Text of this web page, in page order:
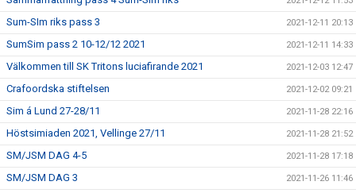
Sum-SIm riks pass 3 2021-12-11 20:13
SumSim pass 2 10-12/12 2021 2021-12-11 14:33
Välkommen till SK Tritons luciafirande 2021 2021-12-03 12:47
Crafoordska stiftelsen 2021-12-02 09:21
Sim á Lund 27-28/11 2021-11-28 22:16
Höstsimiaden 2021, Vellinge 27/11 2021-11-28 21:52
SM/JSM DAG 4-5 2021-11-28 17:18
SM/JSM DAG 3 2021-11-26 11:46